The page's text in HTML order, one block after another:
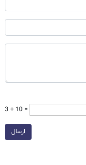
3 + 10 =
ارسال